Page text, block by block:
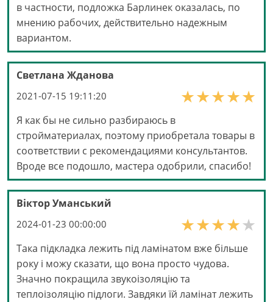
в частности, подложка Барлинек оказалась, по
мнению рабочих, действительно надежным
вариантом.
Светлана Жданова
2021-07-15 19:11:20
Я как бы не сильно разбираюсь в
стройматериалах, поэтому приобретала товары в
соответствии с рекомендациями консультантов.
Вроде все подошло, мастера одобрили, спасибо!
Віктор Уманський
2024-01-23 00:00:00
Така підкладка лежить під ламінатом вже більше
року і можу сказати, що вона просто чудова.
Значно покращила звукоізоляцію та
теплоізоляцію підлоги. Завдяки їй ламінат лежить